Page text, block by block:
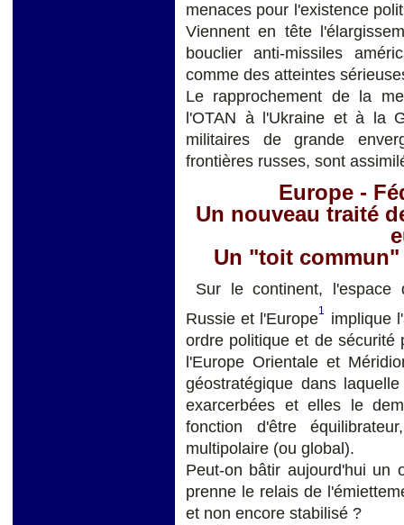
menaces pour l'existence
Viennent en tête
bouclier anti-missiles
comme des atteintes
Le rapprochement de la
l'OTAN à l'Ukraine et à la
militaires de grande
frontières russes, sont
Europe -
Un nouveau traité
Un "toit
Sur le continent, l'espace
Russie et l'Europe1
implique
ordre politique et de sécurité
l'Europe Orientale et
géostratégique dans
exarcerbées et elles le
fonction d'être
multipolaire (ou global).
Peut-on bâtir aujourd'hui un
prenne le relais de
et non encore stabilisé ?